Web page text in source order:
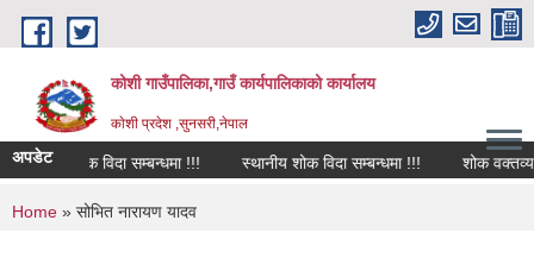
Skip to main content
कोशी गाउँपालिका,गाउँ कार्यपालिकाको कार्यालय
काेशी प्रदेश ,सुनसरी,नेपाल
अपडेटशोक विदा सम्बन्धमा !!! स्थानीय शोक विदा सम्बन्धमा !!! शोक वक्तव्य
You are here
Home » सोभित नारायण यादव